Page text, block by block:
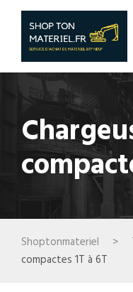
Shoptonmateriel >
compactes 1T à 6T